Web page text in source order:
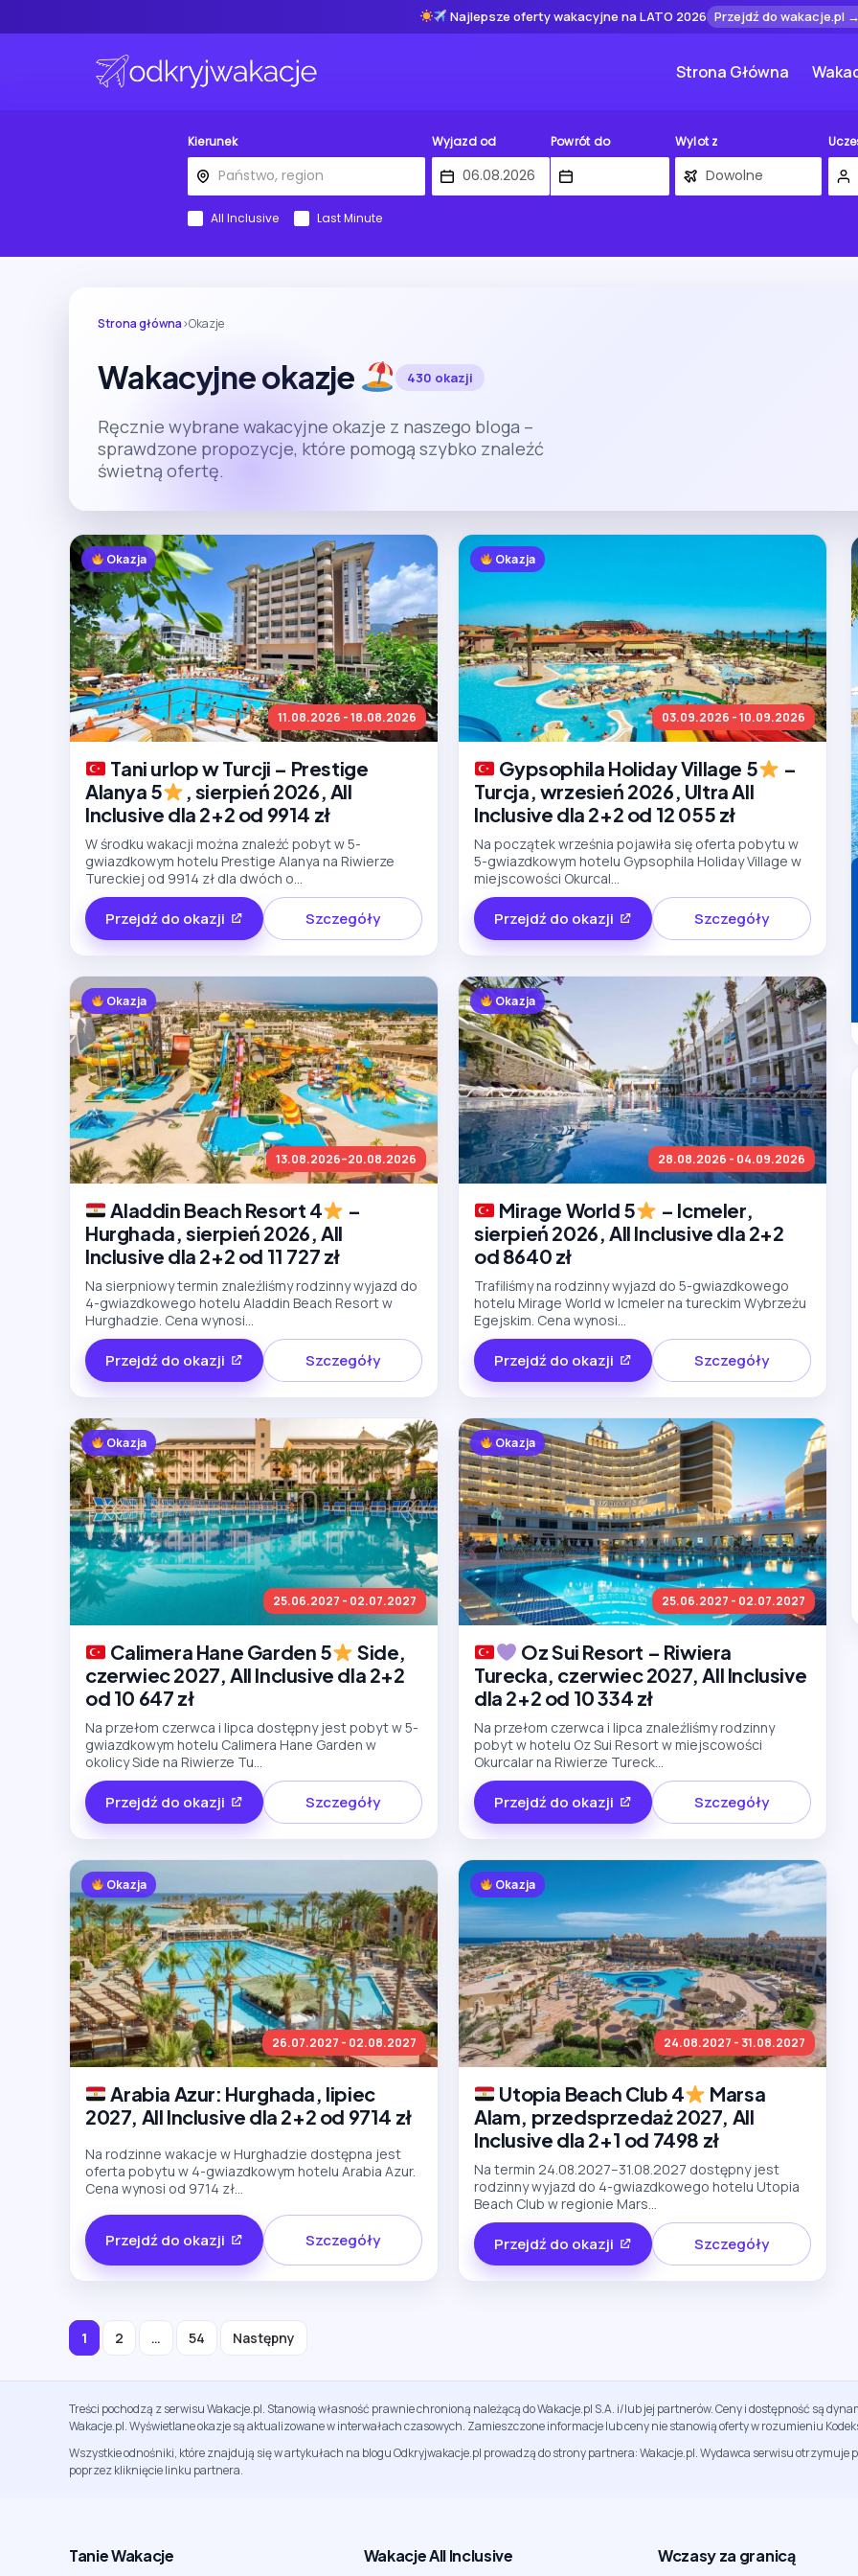
Najlepsze oferty wakacyjne na LATO 2026 Przejdź do wakacje.pl
Strona Główna
Kierunek Wyjazd od Powrót do Wylot z
All Inclusive Last Minute
Strona główna›Okazje
Wakacyjne okazje 430 okazji
Ręcznie wybrane wakacyjne okazje z naszego bloga –
sprawdzone propozycje, które pomogą szybko znaleźć
świetną ofertę.
Okazja
11.08.2026 - 18.08.2026
Tani urlop w Turcji – Prestige
Alanya 5
, sierpień 2026, All
Inclusive dla 2+2 od 9914 zł
W środku wakacji można znaleźć pobyt w 5-
gwiazdkowym hotelu Prestige Alanya na Riwierze
Tureckiej od 9914 zł dla dwóch o...
Przejdź do okazji Szczegóły
Okazja
03.09.2026 - 10.09.2026
Gypsophila Holiday Village 5
–
Turcja, wrzesień 2026, Ultra All
Inclusive dla 2+2 od 12 055 zł
Na początek września pojawiła się oferta pobytu w
5-gwiazdkowym hotelu Gypsophila Holiday Village w
miejscowości Okurcal...
Przejdź do okazji Szczegóły
Okazja
13.08.2026–20.08.2026
Aladdin Beach Resort 4
–
Hurghada, sierpień 2026, All
Inclusive dla 2+2 od 11 727 zł
Na sierpniowy termin znaleźliśmy rodzinny wyjazd do
4-gwiazdkowego hotelu Aladdin Beach Resort w
Hurghadzie. Cena wynosi...
Przejdź do okazji Szczegóły
Okazja
28.08.2026 - 04.09.2026
Mirage World 5
– Icmeler,
sierpień 2026, All Inclusive dla 2+2
od 8640 zł
Trafiliśmy na rodzinny wyjazd do 5-gwiazdkowego
hotelu Mirage World w Icmeler na tureckim Wybrzeżu
Egejskim. Cena wynosi...
Przejdź do okazji Szczegóły
Okazja
25.06.2027 - 02.07.2027
Calimera Hane Garden 5
Side,
czerwiec 2027, All Inclusive dla 2+2
od 10 647 zł
Na przełom czerwca i lipca dostępny jest pobyt w 5-
gwiazdkowym hotelu Calimera Hane Garden w
okolicy Side na Riwierze Tu...
Przejdź do okazji Szczegóły
Okazja
25.06.2027 - 02.07.2027
Oz Sui Resort – Riwiera
Turecka, czerwiec 2027, All Inclusive
dla 2+2 od 10 334 zł
Na przełom czerwca i lipca znaleźliśmy rodzinny
pobyt w hotelu Oz Sui Resort w miejscowości
Okurcalar na Riwierze Tureck...
Przejdź do okazji Szczegóły
Okazja
26.07.2027 - 02.08.2027
Arabia Azur: Hurghada, lipiec
2027, All Inclusive dla 2+2 od 9714 zł
Na rodzinne wakacje w Hurghadzie dostępna jest
oferta pobytu w 4-gwiazdkowym hotelu Arabia Azur.
Cena wynosi od 9714 zł...
Przejdź do okazji Szczegóły
Okazja
24.08.2027 - 31.08.2027
Utopia Beach Club 4
Marsa
Alam, przedsprzedaż 2027, All
Inclusive dla 2+1 od 7498 zł
Na termin 24.08.2027–31.08.2027 dostępny jest
rodzinny wyjazd do 4-gwiazdkowego hotelu Utopia
Beach Club w regionie Mars...
Przejdź do okazji Szczegóły
Stronicowanie
1 2 … 54 Następny
Treści pochodzą z serwisu Wakacje.pl. Stanowią własność prawnie chronioną należącą do Wakacje.pl S.A. i/lub jej partnerów. Ceny i dostępność są
Wakacje.pl. Wyświetlane okazje są aktualizowane w interwałach czasowych. Zamieszczone informacje lub ceny nie stanowią oferty w rozumieniu
Wszystkie odnośniki, które znajdują się w artykułach na blogu Odkryjwakacje.pl prowadzą do strony partnera: Wakacje.pl. Wydawca serwisu
poprzez kliknięcie linku partnera.
Tanie Wakacje Wakacje All Inclusive Wczasy za granicą